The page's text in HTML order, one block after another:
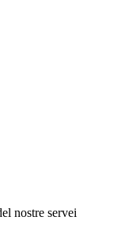
nostre servei